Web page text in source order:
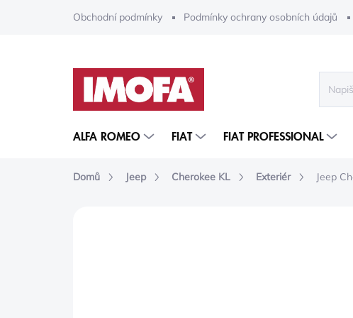
Obchodní podmínky Podmínky ochrany osobních údajů
ALFA ROMEO FIAT FIAT PROFESSIONAL
Domů Jeep Cherokee KL Exteriér Jeep